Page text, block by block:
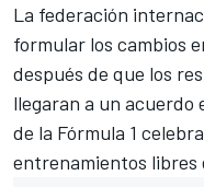
La federación
formular los cambios
después de que los
llegaran a un acuerdo
de la Fórmula 1
entrenamientos libres